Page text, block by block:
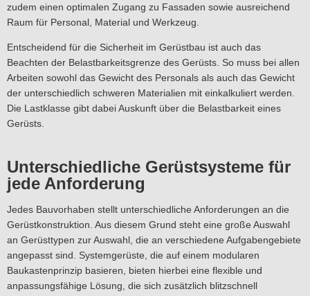
zudem einen optimalen Zugang zu Fassaden sowie ausreichend
Raum für Personal, Material und Werkzeug.
Entscheidend für die Sicherheit im Gerüstbau ist auch das
Beachten der Belastbarkeitsgrenze des Gerüsts. So muss bei allen
Arbeiten sowohl das Gewicht des Personals als auch das Gewicht
der unterschiedlich schweren Materialien mit einkalkuliert werden.
Die Lastklasse gibt dabei Auskunft über die Belastbarkeit eines
Gerüsts.
Unterschiedliche Gerüstsysteme für
jede Anforderung
Jedes Bauvorhaben stellt unterschiedliche Anforderungen an die
Gerüstkonstruktion. Aus diesem Grund steht eine große Auswahl
an Gerüsttypen zur Auswahl, die an verschiedene Aufgabengebiete
angepasst sind. Systemgerüste, die auf einem modularen
Baukastenprinzip basieren, bieten hierbei eine flexible und
anpassungsfähige Lösung, die sich zusätzlich blitzschnell